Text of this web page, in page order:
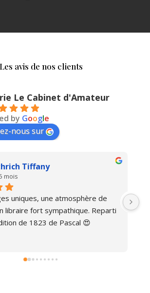
Les avis de nos clients
Le Cabinet d'Amateur
by Google
nous sur
Tiffany
mois
uniques, une atmosphère de
libraire fort sympathique. Reparti
de 1823 de Pascal 😍